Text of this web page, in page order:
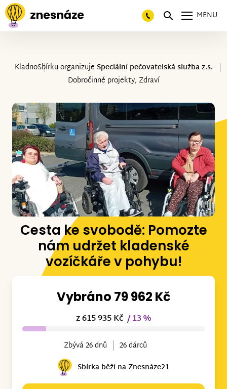
MENU
KladnoSbírku organizuje Speciální pečovatelská služba z.s.
Dobročinné projekty, Zdraví
Cesta ke svobodě: Pomozte
nám udržet kladenské
vozíčkáře v pohybu!
Vybráno 79 962 Kč
z 615 935 Kč / 13 %
Zbývá 26 dnů
26 dárců
Sbírka běží na Znesnáze21